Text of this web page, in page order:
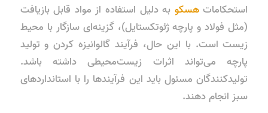
استحکاماتهسکو به دلیل استفاده از مواد قابل بازیافت
(مثل فولاد و پارچه ژئوتکستایل)، گزینه‌ای سازگار با محیط
زیست است. با این حال، فرآیند گالوانیزه کردن و تولید
پارچه می‌تواند اثرات زیست‌محیطی داشته باشد.
تولیدکنندگان مسئول باید این فرآیندها را با استانداردهای
سبز انجام دهند.